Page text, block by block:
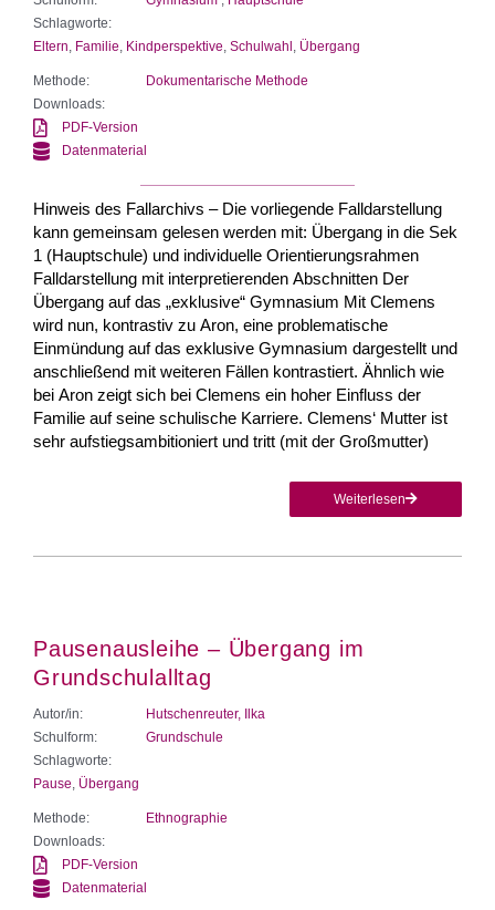
Schlagworte:
Eltern Familie Kindperspektive Schulwahl Übergang
Methode:
Dokumentarische Methode
Downloads:
PDF-Version
Datenmaterial
Hinweis des Fallarchivs – Die vorliegende Falldarstellung
kann gemeinsam gelesen werden mit: Übergang in die Sek
1 (Hauptschule) und individuelle Orientierungsrahmen
Falldarstellung mit interpretierenden Abschnitten Der
Übergang auf das „exklusive“ Gymnasium Mit Clemens
wird nun, kontrastiv zu Aron, eine problematische
Einmündung auf das exklusive Gymnasium dargestellt und
anschließend mit weiteren Fällen kontrastiert. Ähnlich wie
bei Aron zeigt sich bei Clemens ein hoher Einfluss der
Familie auf seine schulische Karriere. Clemens‘ Mutter ist
sehr aufstiegsambitioniert und tritt (mit der Großmutter)
Weiterlesen
Pausenausleihe – Übergang im
Grundschulalltag
Autor/in:
Hutschenreuter, Ilka
Schulform:
Grundschule
Schlagworte:
Pause Übergang
Methode:
Ethnographie
Downloads:
PDF-Version
Datenmaterial